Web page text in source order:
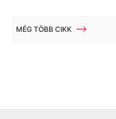
MÉG TÖBB CIKK